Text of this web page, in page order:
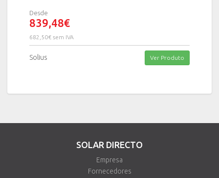
Desde
839,48€
682,50€ sem IVA
Solius Ver Produto
SOLAR DIRECTO
Empresa
Fornecedores